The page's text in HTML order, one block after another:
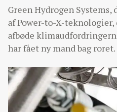
Green Hydrogen Systems,
af Power-to-X-
afbøde
har fået ny mand bag roret.